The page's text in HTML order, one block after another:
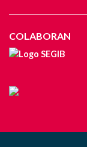
COLABORAN